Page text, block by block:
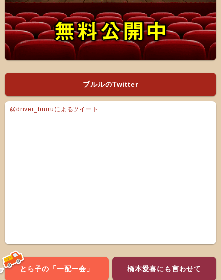
ブルルのTwitter
@driver_bruruによるツイート
とら子の「一配一会」 橋本愛喜にも言わせて